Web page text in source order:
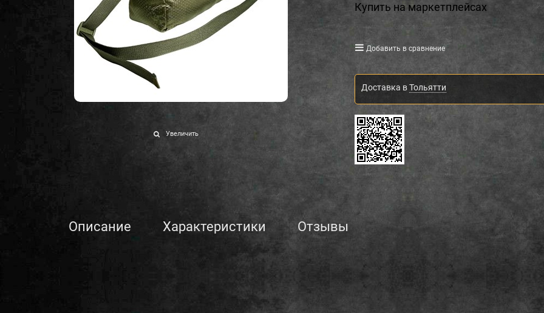
Увеличить
Купить на маркетплейсах
Добавить в сравнение
Доставка вТольятти
Описание Характеристики Отзывы